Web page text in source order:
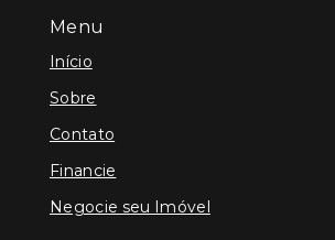
Menu
Início
Sobre
Contato
Financie
Negocie seu Imóvel